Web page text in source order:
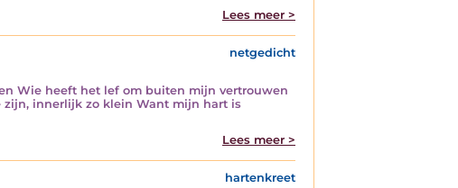
Lees meer >
netgedicht
Wie heeft het lef om buiten mijn vertrouwen
zijn, innerlijk zo klein Want mijn hart is
Lees meer >
hartenkreet